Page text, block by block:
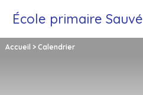
École primaire Sauvé
Accueil > Calendrier